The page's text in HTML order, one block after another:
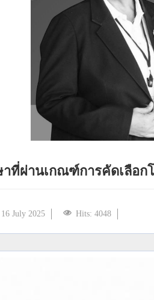
ที่ผ่านเกณฑ์การคัดเลือกโ
July 2025 Hits: 4048